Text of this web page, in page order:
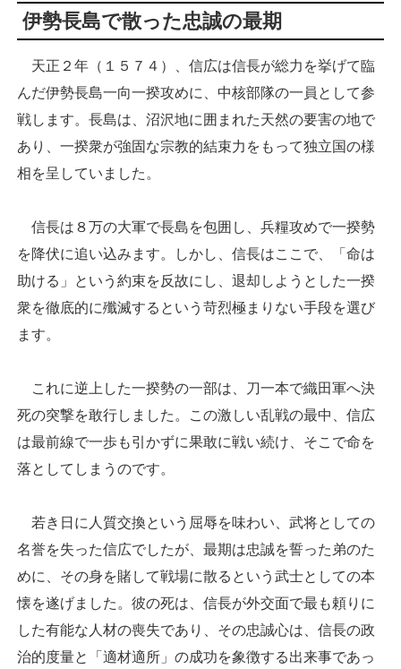
伊勢長島で散った忠誠の最期
天正２年（１５７４）、信広は信長が総力を挙げて臨
んだ伊勢長島一向一揆攻めに、中核部隊の一員として参
戦します。長島は、沼沢地に囲まれた天然の要害の地で
あり、一揆衆が強固な宗教的結束力をもって独立国の様
相を呈していました。
信長は８万の大軍で長島を包囲し、兵糧攻めで一揆勢
を降伏に追い込みます。しかし、信長はここで、「命は
助ける」という約束を反故にし、退却しようとした一揆
衆を徹底的に殲滅するという苛烈極まりない手段を選び
ます。
これに逆上した一揆勢の一部は、刀一本で織田軍へ決
死の突撃を敢行しました。この激しい乱戦の最中、信広
は最前線で一歩も引かずに果敢に戦い続け、そこで命を
落としてしまうのです。
若き日に人質交換という屈辱を味わい、武将としての
名誉を失った信広でしたが、最期は忠誠を誓った弟のた
めに、その身を賭して戦場に散るという武士としての本
懐を遂げました。彼の死は、信長が外交面で最も頼りに
した有能な人材の喪失であり、その忠誠心は、信長の政
治的度量と「適材適所」の成功を象徴する出来事であっ